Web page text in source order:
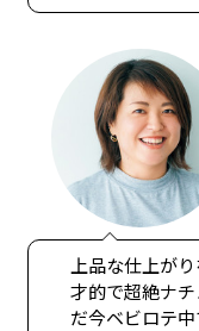
上品な仕上が
才的で超絶ナ
だ今ベビロテ